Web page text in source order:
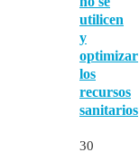
utilicen
y
optimizar
los
recursos
sanitarios
30